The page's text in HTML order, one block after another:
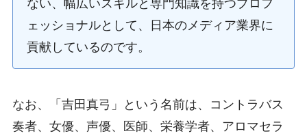
ない、幅広いスキルと専門知識を持つプロフ
ェッショナルとして、日本のメディア業界に
貢献しているのです。
なお、「吉田真弓」という名前は、コントラバス
奏者、女優、声優、医師、栄養学者、アロマセラ